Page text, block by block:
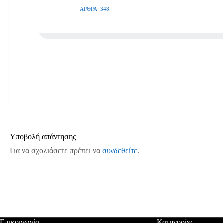
ΆΡΘΡΑ: 348
Υποβολή απάντησης
Για να σχολιάσετε πρέπει να συνδεθείτε.